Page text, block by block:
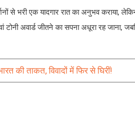
से भरी एक यादगार रात का अनुभव कराया,
टोनी अवार्ड जीतने का सपना अधूरा रह
की ताकत, विवादों में फिर से घिरीं!